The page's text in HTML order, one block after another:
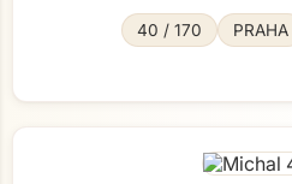
40 / 170 PRAHA